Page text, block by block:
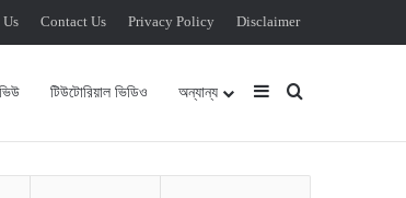
Contact Us Privacy Policy Disclaimer
টিউটোরিয়াল ভিডিও অন্যান্য Sidebar